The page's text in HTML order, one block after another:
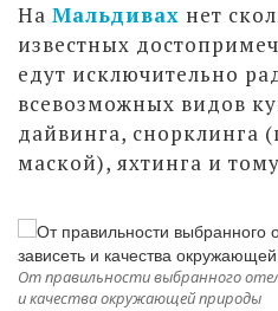
На Мальдивах нет
известных
едут исключительно
всевозможных видов
дайвинга, снорклинга
маской), яхтинга и
От правильности выбранного
и качества окружающей природы